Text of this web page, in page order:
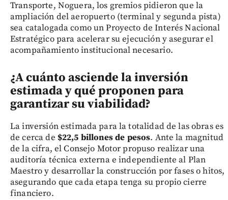
Transporte, Noguera, los gremios pidieron que la
ampliación del aeropuerto (terminal y segunda pista)
sea catalogada como un Proyecto de Interés Nacional
Estratégico para acelerar su ejecución y asegurar el
acompañamiento institucional necesario.
¿A cuánto asciende la inversión
estimada y qué proponen para
garantizar su viabilidad?
La inversión estimada para la totalidad de las obras es
de cerca de $22,5 billones de pesos. Ante la magnitud
de la cifra, el Consejo Motor propuso realizar una
auditoría técnica externa e independiente al Plan
Maestro y desarrollar la construcción por fases o hitos,
asegurando que cada etapa tenga su propio cierre
financiero.